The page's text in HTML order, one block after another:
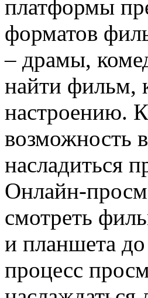
платформы
форматов
– драмы,
найти фильм,
настроению.
возможность
насладиться
Онлайн-
смотреть
и планшета до
процесс